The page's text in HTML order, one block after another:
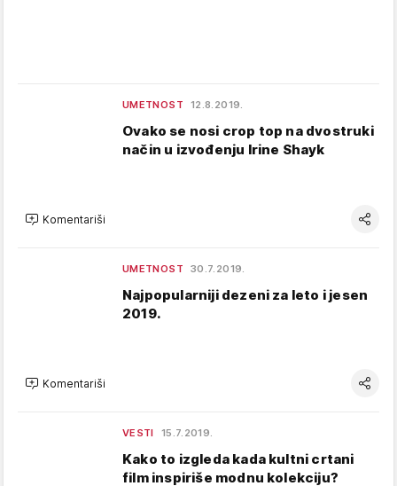
UMETNOST 12.8.2019.
Ovako se nosi crop top na dvostruki
način u izvođenju Irine Shayk
Komentariši
UMETNOST 30.7.2019.
Najpopularniji dezeni za leto i jesen
2019.
Komentariši
VESTI 15.7.2019.
Kako to izgleda kada kultni crtani
film inspiriše modnu kolekciju?